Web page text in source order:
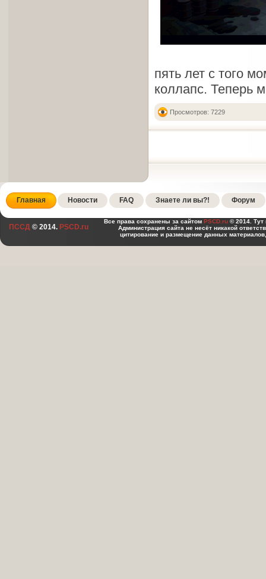
пять лет с того
коллапс. Теперь
Просмотров: 7229
Главная Новости FAQ Знаете ли вы?! Форум
ПССД © 2014. PSCD.ru
Все права сохранены за сайтом PSCD.ru © 2014. Тут
Администрация сайта не несёт никакой
цитирование и размещение данных